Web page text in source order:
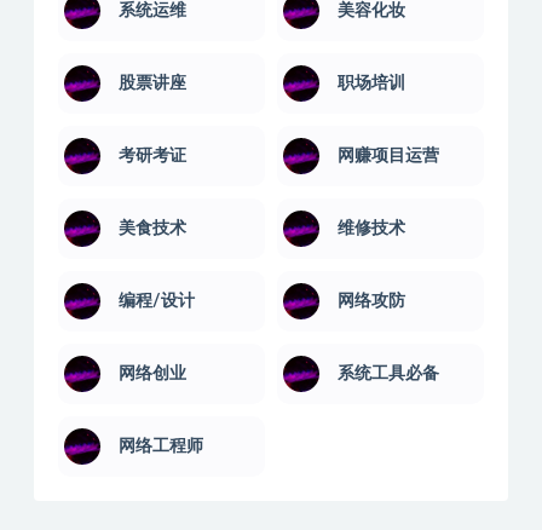
系统运维 美容化妆
股票讲座 职场培训
考研考证 网赚项目运营
美食技术 维修技术
编程/设计 网络攻防
网络创业 系统工具必备
网络工程师